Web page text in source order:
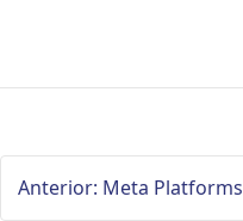
Anterior: Meta Platforms